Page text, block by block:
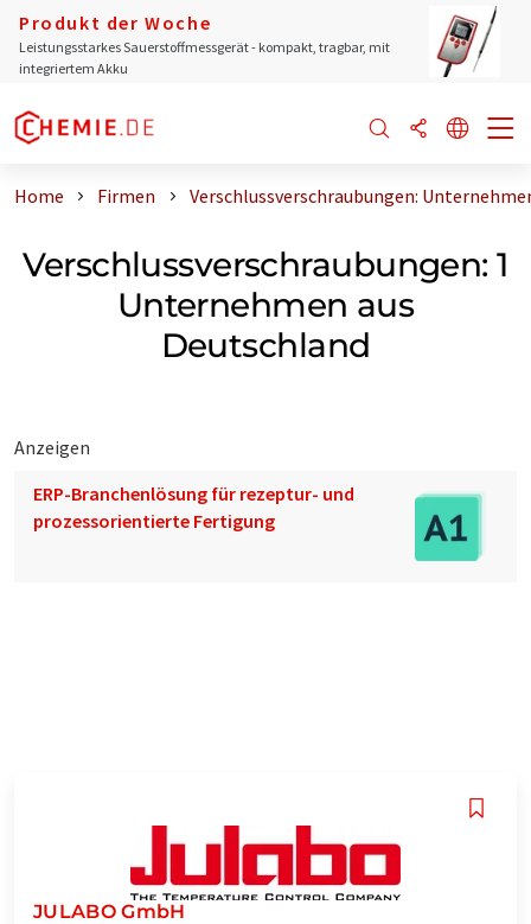
Produkt der Woche
Leistungsstarkes Sauerstoffmessgerät - kompakt, tragbar, mit
integriertem Akku
Home Firmen Verschlussverschraubungen:
Verschlussverschraubungen: 1
Unternehmen aus
Deutschland
Anzeigen
ERP-Branchenlösung für rezeptur- und
prozessorientierte Fertigung
JULABO GmbH